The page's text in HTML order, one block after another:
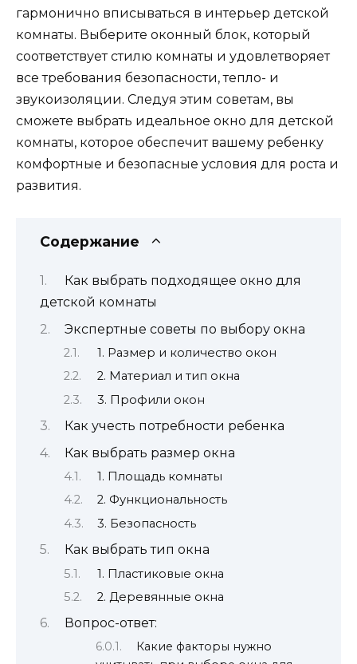
гармонично вписываться в интерьер детской
комнаты. Выберите оконный блок, который
соответствует стилю комнаты и удовлетворяет
все требования безопасности, тепло- и
звукоизоляции. Следуя этим советам, вы
сможете выбрать идеальное окно для детской
комнаты, которое обеспечит вашему ребенку
комфортные и безопасные условия для роста и
развития.
Содержание
Как выбрать подходящее окно для
детской комнаты
Экспертные советы по выбору окна
1. Размер и количество окон
2. Материал и тип окна
3. Профили окон
Как учесть потребности ребенка
Как выбрать размер окна
1. Площадь комнаты
2. Функциональность
3. Безопасность
Как выбрать тип окна
1. Пластиковые окна
2. Деревянные окна
Вопрос-ответ:
Какие факторы нужно